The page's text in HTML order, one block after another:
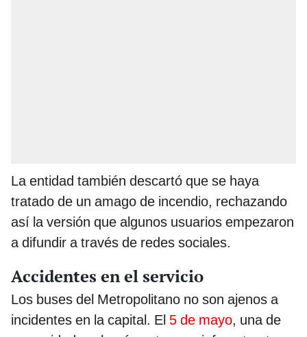
La entidad también descartó que se haya
tratado de un amago de incendio, rechazando
así la versión que algunos usuarios empezaron
a difundir a través de redes sociales.
Accidentes en el servicio
Los buses del Metropolitano no son ajenos a
incidentes en la capital. El 5 de mayo, una de